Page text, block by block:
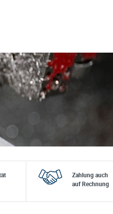
Zahlung auch
auf Rechnung